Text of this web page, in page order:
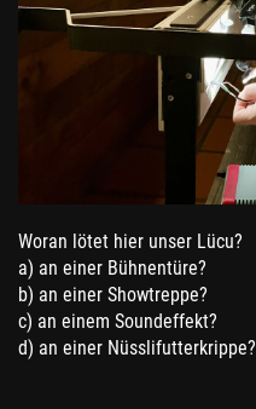
Woran lötet hier unser Lücu?
a) an einer Bühnentüre?
b) an einer Showtreppe?
c) an einem Soundeffekt?
d) an einer Nüsslifutterkrippe?